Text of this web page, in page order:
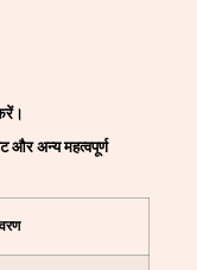
और अन्य महत्वपूर्ण